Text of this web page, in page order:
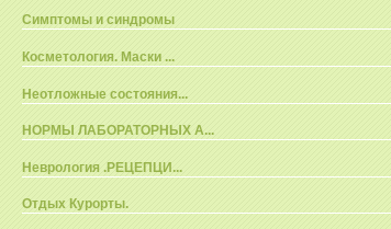
Симптомы и синдромы
Косметология. Маски ...
Неотложные состояния...
НОРМЫ ЛАБОРАТОРНЫХ А...
Неврология .РЕЦЕПЦИ...
Отдых Курорты.